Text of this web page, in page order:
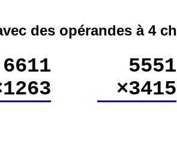
des opérandes à 4
6611
5551
×3415